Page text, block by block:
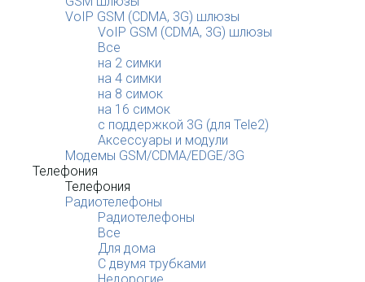
VoIP GSM (CDMA, 3G) шлюзы
VoIP GSM (CDMA, 3G) шлюзы
Все
на 2 симки
на 4 симки
на 8 симок
на 16 симок
с поддержкой 3G (для Tele2)
Аксессуары и модули
Модемы GSM/CDMA/EDGE/3G
Телефония
Телефония
Радиотелефоны
Радиотелефоны
Все
Для дома
С двумя трубками